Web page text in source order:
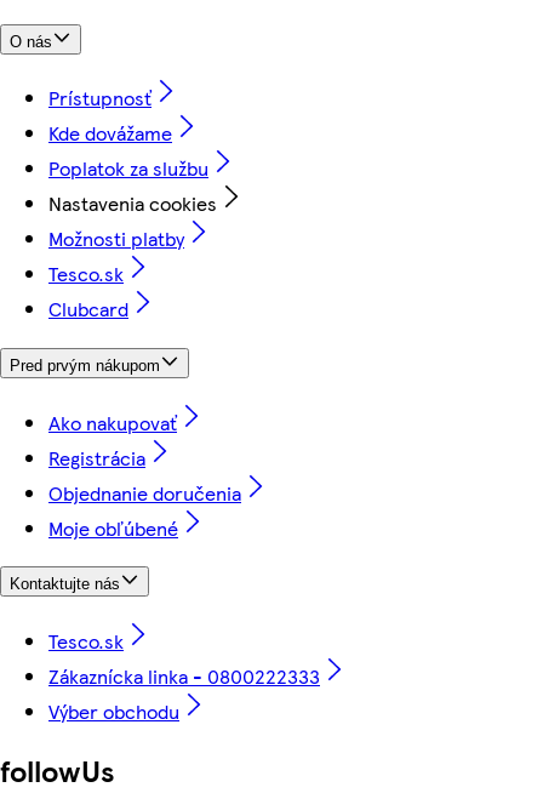
O nás
Prístupnosť
Kde dovážame
Poplatok za službu
Nastavenia cookies
Možnosti platby
Tesco.sk
Clubcard
Pred prvým nákupom
Ako nakupovať
Registrácia
Objednanie doručenia
Moje obľúbené
Kontaktujte nás
Tesco.sk
Zákaznícka linka - 0800222333
Výber obchodu
followUs